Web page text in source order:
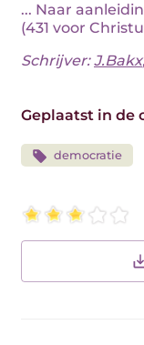
... Naar
(431 voor
Schrijver:J.Bakx
Geplaatst in de
democratie